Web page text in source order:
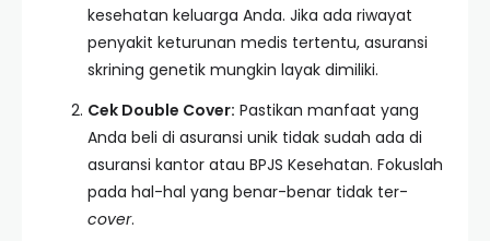
kesehatan keluarga Anda. Jika ada riwayat
penyakit keturunan medis tertentu, asuransi
skrining genetik mungkin layak dimiliki.
Cek Double Cover: Pastikan manfaat yang
Anda beli di asuransi unik tidak sudah ada di
asuransi kantor atau BPJS Kesehatan. Fokuslah
pada hal-hal yang benar-benar tidak ter-
cover.